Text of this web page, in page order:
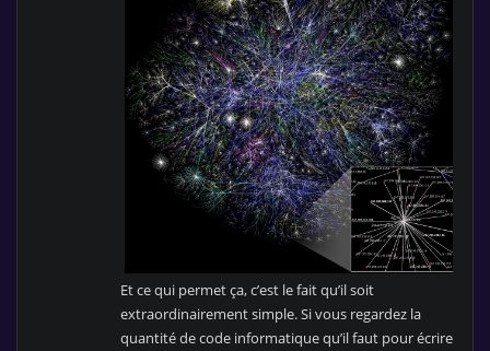
Et ce qui permet ça, c’est le fait qu’il soit
extraordinairement simple. Si vous regardez la
quantité de code informatique qu’il faut pour écrire